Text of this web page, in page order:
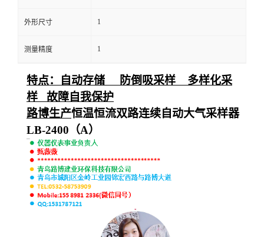
外形尺寸 1
测量精度 1
特点：自动存储 防倒吸采样 多样化采
样 故障自我保护
路博生产恒温恒流双路连续自动大气采样器
LB-2400 （A）